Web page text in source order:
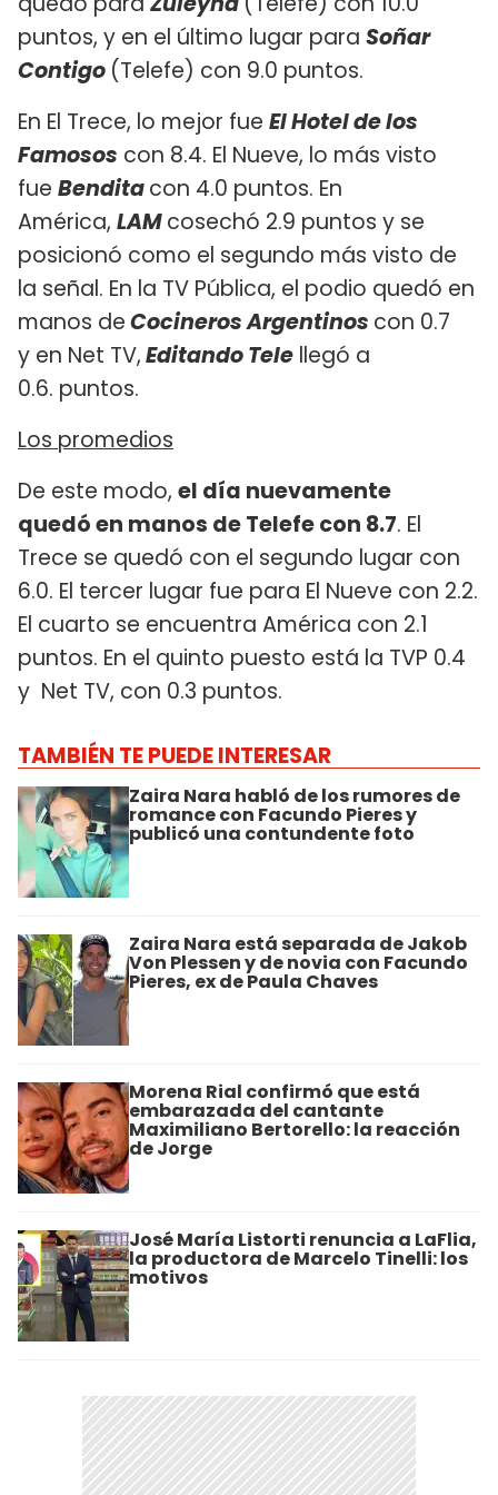
puntos, y en el último lugar para Soñar
Contigo (Telefe) con 9.0 puntos.
En El Trece, lo mejor fue El Hotel de los
Famosos con 8.4. El Nueve, lo más visto
fue Benditacon 4.0 puntos. En
América, LAMcosechó 2.9 puntos y se
posicionó como el segundo más visto de
la señal. En la TV Pública, el podio quedó en
manos deCocineros Argentinos con 0.7
y en Net TV,Editando Tele llegó a
0.6. puntos.
Los promedios
De este modo, el día nuevamente
quedó en manos de Telefe con 8.7. El
Trece se quedó con el segundo lugar con
6.0. El tercer lugar fue para El Nueve con 2.2.
El cuarto se encuentra América con 2.1
puntos. En el quinto puesto está la TVP 0.4
y Net TV, con 0.3 puntos.
TAMBIÉN TE PUEDE INTERESAR
Zaira Nara habló de los rumores de
romance con Facundo Pieres y
publicó una contundente foto
Zaira Nara está separada de Jakob
Von Plessen y de novia con Facundo
Pieres, ex de Paula Chaves
Morena Rial confirmó que está
embarazada del cantante
Maximiliano Bertorello: la reacción
de Jorge
José María Listorti renuncia a LaFlia,
la productora de Marcelo Tinelli: los
motivos